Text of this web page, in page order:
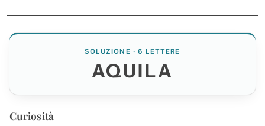
SOLUZIONE · 6 LETTERE
AQUILA
Curiosità